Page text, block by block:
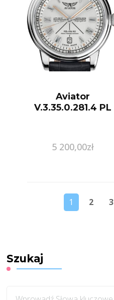
Aviator
V.3.35.0.281.4 PL
5 200,00zł
1 2 3
Szukaj